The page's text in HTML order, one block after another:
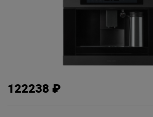
122238 ₽